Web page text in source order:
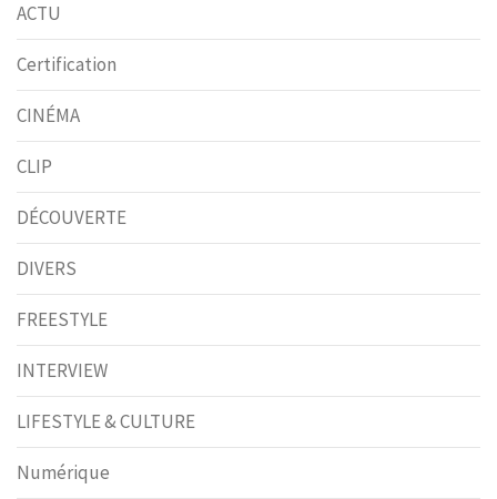
ACTU
Certification
CINÉMA
CLIP
DÉCOUVERTE
DIVERS
FREESTYLE
INTERVIEW
LIFESTYLE & CULTURE
Numérique